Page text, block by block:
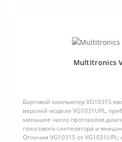
Multitronics
Бортовой компьютер VG1031S
версией модели VG1031UPL,
меньшее число протоколов
голосового синтезатора и
Отличия VG1031S от VG1031UPL: